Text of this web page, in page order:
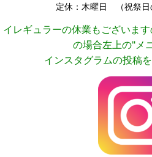
定休：木曜日 （祝祭日
イレギュラーの休業もございま
の場合左上の"メ
インスタグラムの投稿